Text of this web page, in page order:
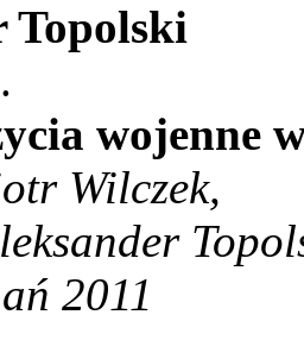
Topolski
.
wojenne
Wilczek,
2011